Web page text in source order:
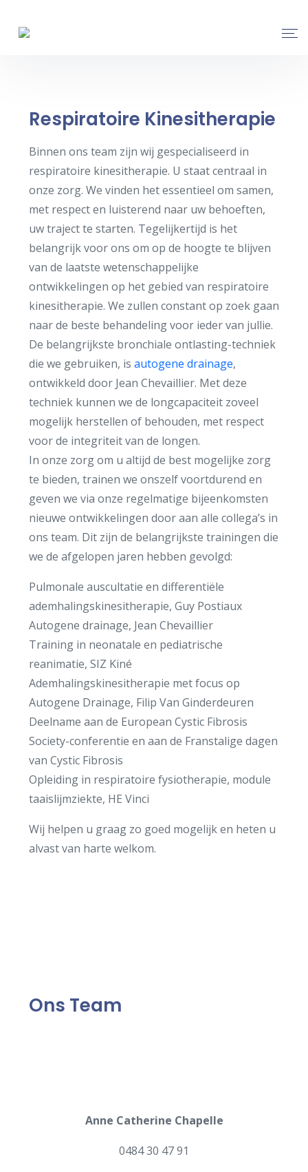
Respiratoire Kinesitherapie
Binnen ons team zijn wij gespecialiseerd in
respiratoire kinesitherapie. U staat centraal in
onze zorg. We vinden het essentieel om samen,
met respect en luisterend naar uw behoeften,
uw traject te starten. Tegelijkertijd is het
belangrijk voor ons om op de hoogte te blijven
van de laatste wetenschappelijke
ontwikkelingen op het gebied van respiratoire
kinesitherapie. We zullen constant op zoek gaan
naar de beste behandeling voor ieder van jullie.
De belangrijkste bronchiale ontlasting-techniek
die we gebruiken, is autogene drainage,
ontwikkeld door Jean Chevaillier. Met deze
techniek kunnen we de longcapaciteit zoveel
mogelijk herstellen of behouden, met respect
voor de integriteit van de longen.
In onze zorg om u altijd de best mogelijke zorg
te bieden, trainen we onszelf voortdurend en
geven we via onze regelmatige bijeenkomsten
nieuwe ontwikkelingen door aan alle collega’s in
ons team. Dit zijn de belangrijkste trainingen die
we de afgelopen jaren hebben gevolgd:
Pulmonale auscultatie en differentiële
ademhalingskinesitherapie, Guy Postiaux
Autogene drainage, Jean Chevaillier
Training in neonatale en pediatrische
reanimatie, SIZ Kiné
Ademhalingskinesitherapie met focus op
Autogene Drainage, Filip Van Ginderdeuren
Deelname aan de European Cystic Fibrosis
Society-conferentie en aan de Franstalige dagen
van Cystic Fibrosis
Opleiding in respiratoire fysiotherapie, module
taaislijmziekte, HE Vinci
Wij helpen u graag zo goed mogelijk en heten u
alvast van harte welkom.
Ons Team
Anne Catherine Chapelle
0484 30 47 91